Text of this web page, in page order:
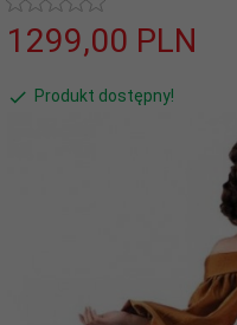
1299,00 PLN
Produkt dostępny!